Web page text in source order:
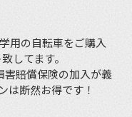
用の自転車をご購入
してます。
害賠償保険の加入が義
は断然お得です！